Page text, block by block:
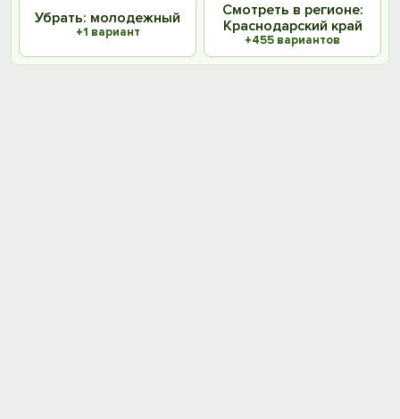
Убрать: молодежный
+1 вариант
Смотреть в регионе:
Краснодарский край
+455 вариантов